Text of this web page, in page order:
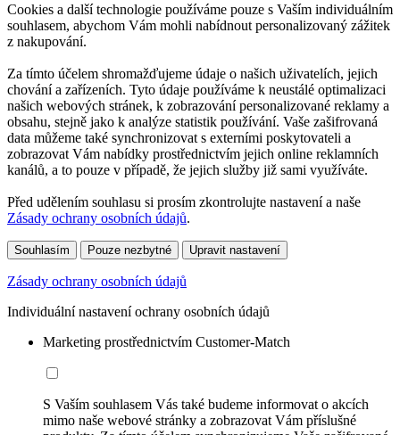
Cookies a další technologie používáme pouze s Vaším individuálním
souhlasem, abychom Vám mohli nabídnout personalizovaný zážitek
z nakupování.
Za tímto účelem shromažďujeme údaje o našich uživatelích, jejich
chování a zařízeních. Tyto údaje používáme k neustálé optimalizaci
našich webových stránek, k zobrazování personalizované reklamy a
obsahu, stejně jako k analýze statistik používání. Vaše zašifrovaná
data můžeme také synchronizovat s externími poskytovateli a
zobrazovat Vám nabídky prostřednictvím jejich online reklamních
kanálů, a to pouze v případě, že jejich služby již sami využíváte.
Před udělením souhlasu si prosím zkontrolujte nastavení a naše
Zásady ochrany osobních údajů.
Souhlasím Pouze nezbytné Upravit nastavení
Zásady ochrany osobních údajů
Individuální nastavení ochrany osobních údajů
Marketing prostřednictvím Customer-Match
S Vaším souhlasem Vás také budeme informovat o akcích
mimo naše webové stránky a zobrazovat Vám příslušné